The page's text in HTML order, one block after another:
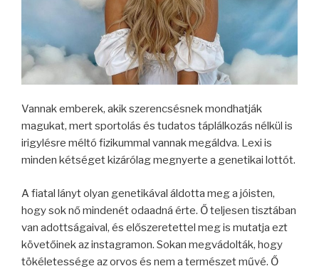
Vannak emberek, akik szerencsésnek mondhatják
magukat, mert sportolás és tudatos táplálkozás nélkül is
irigylésre méltó fizikummal vannak megáldva. Lexi is
minden kétséget kizárólag megnyerte a genetikai lottót.
A fiatal lányt olyan genetikával áldotta meg a jóisten,
hogy sok nő mindenét odaadná érte. Ő teljesen tisztában
van adottságaival, és előszeretettel meg is mutatja ezt
követőinek az instagramon. Sokan megvádolták, hogy
tökéletessége az orvos és nem a természet művé. Ő